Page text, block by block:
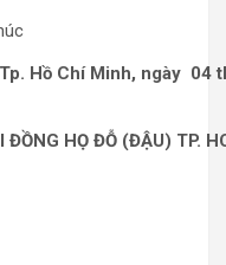
ngày 04
TP.